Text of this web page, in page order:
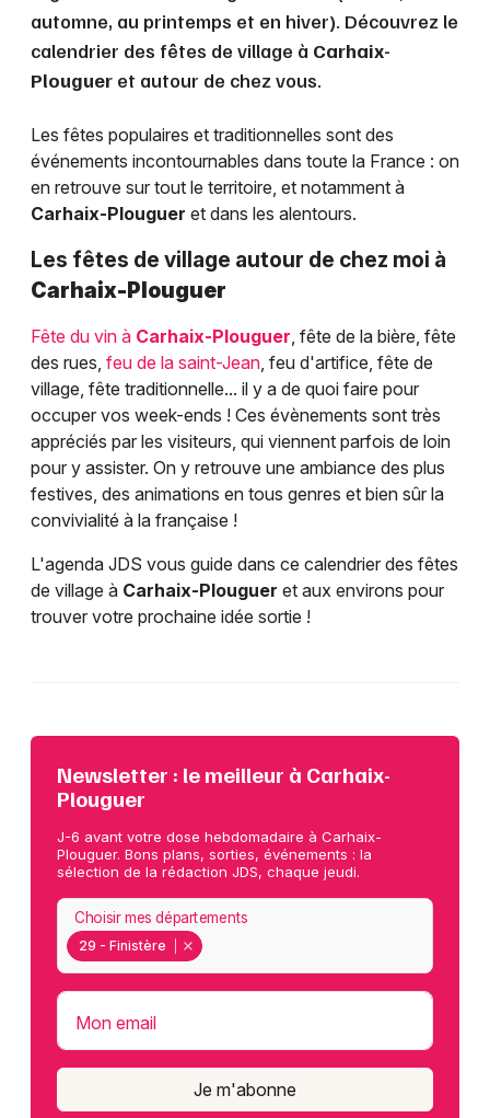
automne, au printemps et en hiver). Découvrez le
calendrier des fêtes de village à Carhaix-
Plouguer et autour de chez vous.
Les fêtes populaires et traditionnelles sont des
événements incontournables dans toute la France : on
en retrouve sur tout le territoire, et notamment à
Carhaix-Plouguer et dans les alentours.
Les fêtes de village autour de chez moi à
Carhaix-Plouguer
Fête du vin à Carhaix-Plouguer, fête de la bière, fête
des rues, feu de la saint-Jean, feu d'artifice, fête de
village, fête traditionnelle... il y a de quoi faire pour
occuper vos week-ends ! Ces évènements sont très
appréciés par les visiteurs, qui viennent parfois de loin
pour y assister. On y retrouve une ambiance des plus
festives, des animations en tous genres et bien sûr la
convivialité à la française !
L'agenda JDS vous guide dans ce calendrier des fêtes
de village à Carhaix-Plouguer et aux environs pour
trouver votre prochaine idée sortie !
Newsletter : le meilleur à Carhaix-
Plouguer
J-6 avant votre dose hebdomadaire à Carhaix-
Plouguer. Bons plans, sorties, événements : la
sélection de la rédaction JDS, chaque jeudi.
29 - Finistère
Choisir mes départements
Mon email
Je m'abonne